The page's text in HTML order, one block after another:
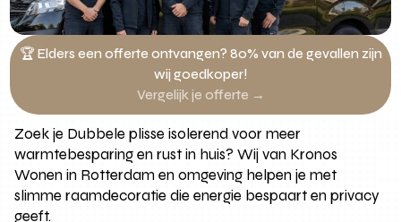
🏆 Elders een offerte ontvangen? 80% van de gevallen zijn
wij goedkoper!
Vergelijk je offerte →
Zoek je Dubbele plisse isolerend voor meer
warmtebesparing en rust in huis? Wij van Kronos
Wonen in Rotterdam en omgeving helpen je met
slimme raamdecoratie die energie bespaart en privacy
geeft.